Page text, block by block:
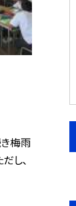
き梅雨
し、